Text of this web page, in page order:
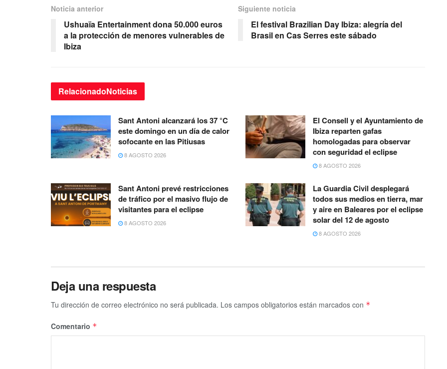
Noticia anterior
Ushuaïa Entertainment dona 50.000 euros
a la protección de menores vulnerables de
Ibiza
Siguiente noticia
El festival Brazilian Day Ibiza: alegría del
Brasil en Cas Serres este sábado
RelacionadoNoticias
Sant Antoni alcanzará los 37 °C
este domingo en un día de calor
sofocante en las Pitiusas
8 AGOSTO 2026
El Consell y el Ayuntamiento de
Ibiza reparten gafas
homologadas para observar
con seguridad el eclipse
8 AGOSTO 2026
Sant Antoni prevé restricciones
de tráfico por el masivo flujo de
visitantes para el eclipse
8 AGOSTO 2026
La Guardia Civil desplegará
todos sus medios en tierra, mar
y aire en Baleares por el eclipse
solar del 12 de agosto
8 AGOSTO 2026
Deja una respuesta
Tu dirección de correo electrónico no será publicada. Los campos obligatorios están marcados con *
Comentario *